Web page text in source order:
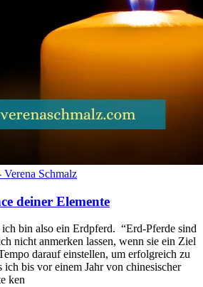
Verena Schmalz
deiner Elemente
bin also ein Erdpferd. “Erd-Pferde sind
nicht anmerken lassen, wenn sie ein Ziel
darauf einstellen, um erfolgreich zu
ich bis vor einem Jahr von chinesischer
ken